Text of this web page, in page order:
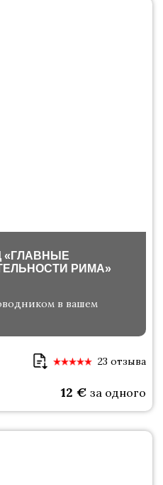
«ГЛАВНЫЕ
РИМА»
в вашем
23 отзыва
12 € за одного